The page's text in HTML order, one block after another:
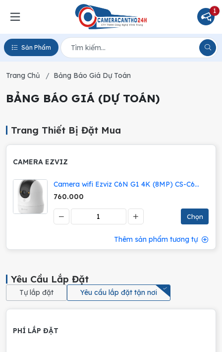
1
Sản Phẩm
Trang Chủ Bảng Báo Giá Dự Toán
BẢNG BÁO GIÁ (DỰ TOÁN)
Trang Thiết Bị Đặt Mua
CAMERA EZVIZ
Camera wifi Ezviz C6N G1 4K (8MP) CS-C6N
(8WFL,4MM) | 8M | Trong nhà | Quay 360 độ
760.000
Chọn
Thêm sản phẩm tương tự
Yêu Cầu Lắp Đặt
Tự lắp đặt Yêu cầu lắp đặt tận nơi
PHÍ LẮP ĐẶT